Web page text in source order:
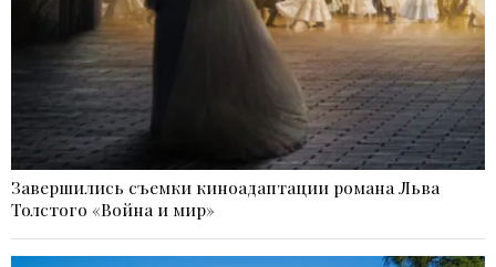
Завершились съемки киноадаптации романа Льва
Толстого «Война и мир»